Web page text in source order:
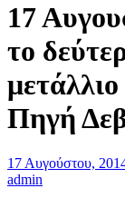
17
το
Πηγή
17 Αυγούστου,
admin